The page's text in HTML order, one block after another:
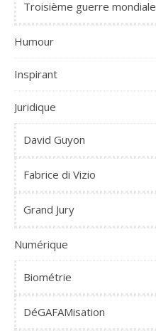
Troisième guerre mondiale
Humour
Inspirant
Juridique
David Guyon
Fabrice di Vizio
Grand Jury
Numérique
Biométrie
DéGAFAMisation